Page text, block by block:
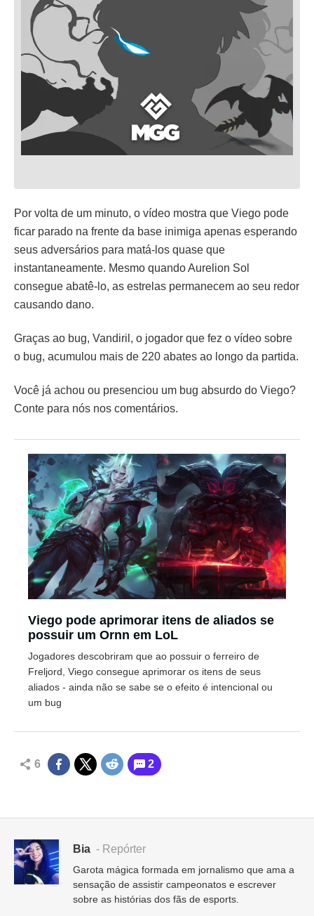
Por volta de um minuto, o vídeo mostra que Viego pode
ficar parado na frente da base inimiga apenas esperando
seus adversários para matá-los quase que
instantaneamente. Mesmo quando Aurelion Sol
consegue abatê-lo, as estrelas permanecem ao seu redor
causando dano.
Graças ao bug, Vandiril, o jogador que fez o vídeo sobre
o bug, acumulou mais de 220 abates ao longo da partida.
Você já achou ou presenciou um bug absurdo do Viego?
Conte para nós nos comentários.
Viego pode aprimorar itens de aliados se
possuir um Ornn em LoL
Jogadores descobriram que ao possuir o ferreiro de
Freljord, Viego consegue aprimorar os itens de seus
aliados - ainda não se sabe se o efeito é intencional ou
um bug
6 2
Bia - Repórter
Garota mágica formada em jornalismo que ama a
sensação de assistir campeonatos e escrever
sobre as histórias dos fãs de esports.